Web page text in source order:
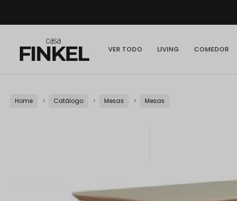
VER TODO LIVING COMEDOR
Home Catálogo Mesas Mesas